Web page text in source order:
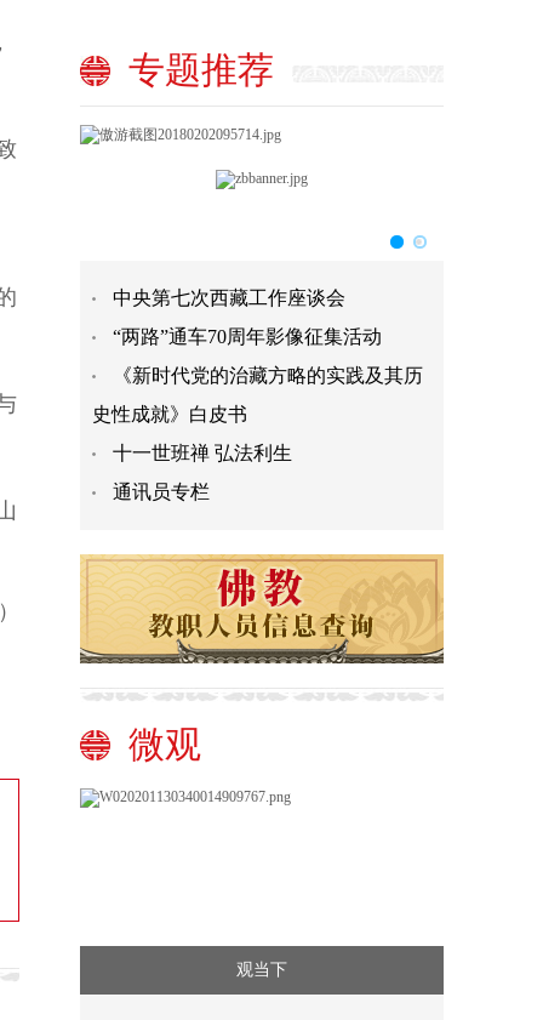
专题推荐
中央第七次西藏工作座谈会
“两路”通车70周年影像征集活动
《新时代党的治藏方略的实践及其历
史性成就》白皮书
十一世班禅 弘法利生
通讯员专栏
微观
观当下